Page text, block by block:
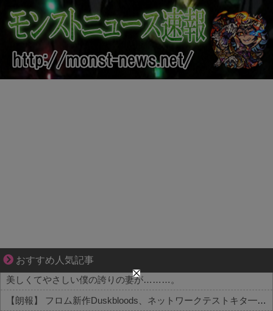
おすすめ人気記事
【マンガ】バラシ屋トシヤの漫画セレクション
美しくてやさしい僕の誇りの妻が………。
【朗報】 フロム新作Duskbloods、ネットワークテストキタ━━━━(゜∀゜)━━━━!!